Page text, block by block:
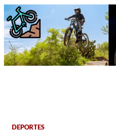
DEPORTES